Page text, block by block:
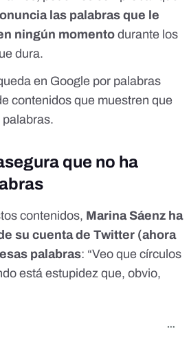
las palabras que le
ningún momento durante los
dura.
en Google por palabras
contenidos que muestren que
palabras.
que no ha
contenidos, Marina Sáenz ha
su cuenta de Twitter (ahora
palabras: “Veo que círculos
está estupidez que, obvio,